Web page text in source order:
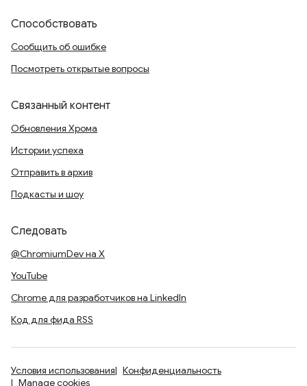
Способствовать
Сообщить об ошибке
Посмотреть открытые вопросы
Связанный контент
Обновления Хрома
Истории успеха
Отправить в архив
Подкасты и шоу
Следовать
@ChromiumDev на X
YouTube
Chrome для разработчиков на LinkedIn
Код для фида RSS
Условия использования
Конфиденциальность
Manage cookies